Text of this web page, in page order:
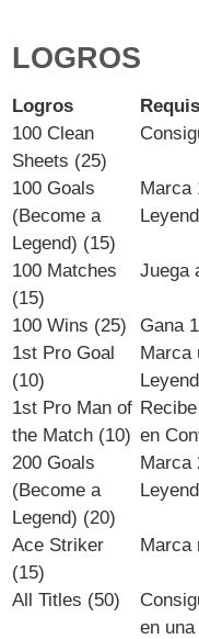
LOGROS
Logros
100 Clean
Sheets (25)
100 Goals
(Become a
Legend) (15)
Marca
100 Matches
(15)
Juega
100 Wins (25)
Gana
1st Pro Goal
(10)
Marca
1st Pro Man of
the Match (10) en
200 Goals
(Become a
Legend) (20)
Marca
Ace Striker
(15)
Marca
All Titles (50)
en